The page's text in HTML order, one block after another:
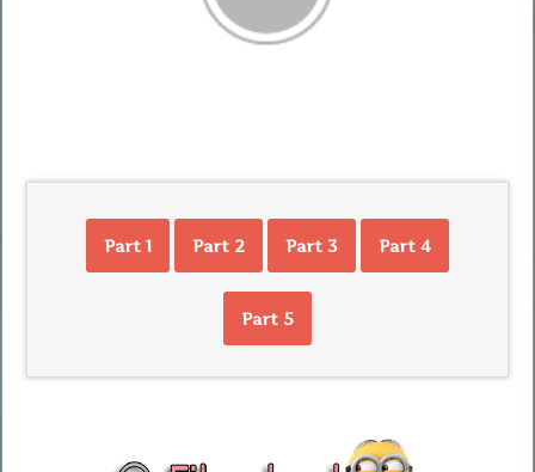
Part 1 Part 2 Part 3 Part 4
Part 5